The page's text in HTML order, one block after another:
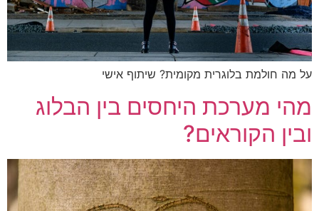
מה חולמת בלוגרית מקומית? שיתוף אישי
מערכת היחסים בין הבלוג
הקוראים?